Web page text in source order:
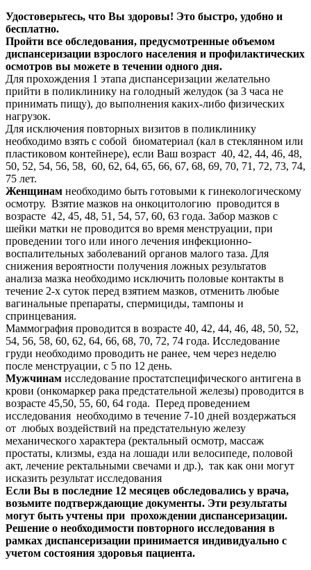
Удостоверьтесь, что Вы здоровы! Это быстро, удобно и
бесплатно.
Пройти все обследования, предусмотренные объемом
диспансеризации взрослого населения и профилактических
осмотров вы можете в течении одного дня.
Для прохождения 1 этапа диспансеризации желательно
прийти в поликлинику на голодный желудок (за 3 часа не
принимать пищу), до выполнения каких-либо физических
нагрузок.
Для исключения повторных визитов в поликлинику
необходимо взять с собой биоматериал (кал в стеклянном или
пластиковом контейнере), если Ваш возраст 40, 42, 44, 46, 48,
50, 52, 54, 56, 58, 60, 62, 64, 65, 66, 67, 68, 69, 70, 71, 72, 73, 74,
75 лет.
Женщинам необходимо быть готовыми к гинекологическому
осмотру. Взятие мазков на онкоцитологию проводится в
возрасте 42, 45, 48, 51, 54, 57, 60, 63 года. Забор мазков с
шейки матки не проводится во время менструации, при
проведении того или иного лечения инфекционно-
воспалительных заболеваний органов малого таза. Для
снижения вероятности получения ложных результатов
анализа мазка необходимо исключить половые контакты в
течение 2-х суток перед взятием мазков, отменить любые
вагинальные препараты, спермициды, тампоны и
спринцевания.
Маммография проводится в возрасте 40, 42, 44, 46, 48, 50, 52,
54, 56, 58, 60, 62, 64, 66, 68, 70, 72, 74 года. Исследование
груди необходимо проводить не ранее, чем через неделю
после менструации, с 5 по 12 день.
Мужчинам исследование простатспецифического антигена в
крови (онкомаркер рака предстательной железы) проводится в
возрасте 45,50, 55, 60, 64 года. Перед проведением
исследования необходимо в течение 7-10 дней воздержаться
от любых воздействий на предстательную железу
механического характера (ректальный осмотр, массаж
простаты, клизмы, езда на лошади или велосипеде, половой
акт, лечение ректальными свечами и др.), так как они могут
исказить результат исследования
Если Вы в последние 12 месяцев обследовались у врача,
возьмите подтверждающие документы. Эти результаты
могут быть учтены при прохождении диспансеризации.
Решение о необходимости повторного исследования в
рамках диспансеризации принимается индивидуально с
учетом состояния здоровья пациента.